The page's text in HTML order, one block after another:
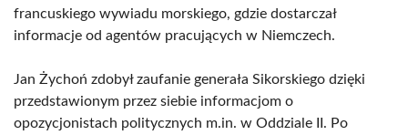
francuskiego wywiadu morskiego, gdzie dostarczał
informacje od agentów pracujących w Niemczech.
Jan Żychoń zdobył zaufanie generała Sikorskiego dzięki
przedstawionym przez siebie informacjom o
opozycjonistach politycznych m.in. w Oddziale II. Po